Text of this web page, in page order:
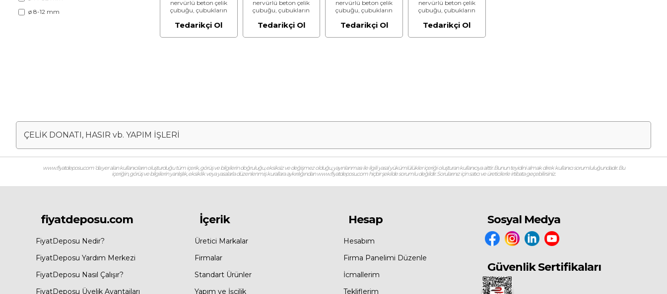
ø 8-12 mm
nervürlü beton çelik
çubuğu, çubukların
yerine konulması.
Tedarikçi Ol
nervürlü beton çelik
çubuğu, çubukların
yerine konulması.
Tedarikçi Ol
nervürlü beton çelik
çubuğu, çubukların
yerine konulması
Tedarikçi Ol
nervürlü beton çelik
çubuğu, çubukların
yerine konulması
Tedarikçi Ol
ÇELİK DONATI, HASIR vb. YAPIM İŞLERİ
www.fiyatdeposu.com ‘da yer alan kullanıcıların oluşturduğu tüm içerik, görüş ve bilgilerin doğruluğu, eksiksiz ve değişmez olduğu, yayınlanması ile ilgili yasal yükümlülükler içeriği oluşturan kullanıcıya aittir. Bunun teyidini almak direk kullanıcı sorumluluğundadır. Bu
içeriğin, görüş ve bilgilerin yanlışlık, eksiklik veya yasalarla düzenlenmiş kurallara aykırılığından www.fiyatdeposu.com hiçbir şekilde sorumlu değildir. Sorularınız için satıcı ve üreticilerle irtibata geçebilirsiniz.
fiyatdeposu.com
FiyatDeposu Nedir?
FiyatDeposu Yardım Merkezi
FiyatDeposu Nasıl Çalışır?
FiyatDeposu Üyelik Avantajları
İçerik
Üretici Markalar
Firmalar
Standart Ürünler
Yapım ve İşçilik
Hesap
Hesabım
Firma Panelimi Düzenle
İcmallerim
Tekliflerim
Sosyal Medya
Güvenlik Sertifikaları